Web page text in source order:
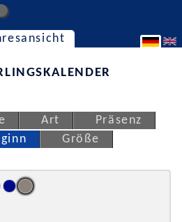
Art
Präsenz
Größe